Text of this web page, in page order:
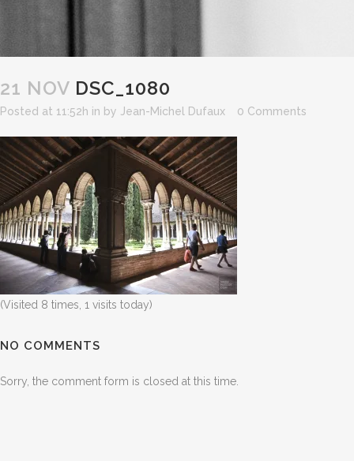
21 NOV DSC_1080
Posted at 11:52h in by Jean-Michel Dufaux 0 Comments
(Visited 8 times, 1 visits today)
NO COMMENTS
Sorry, the comment form is closed at this time.